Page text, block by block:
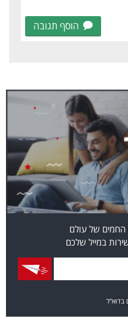
הוסף תגובה
החמים של עולם
במייל שלכם
בדוא"ל